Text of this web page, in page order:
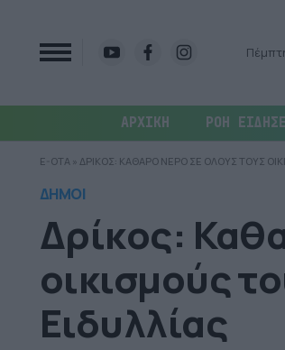
ΑΡΧΙΚΗ ΡΟΗ
E-OTA » ΔΡΙΚΟΣ: ΚΑΘΑΡΟ ΝΕΡΟ ΣΕ ΟΛΟΥΣ ΤΟΥΣ
ΔΗΜΟΙ
Δρίκος:
οικισμούς
Ειδυλλίας